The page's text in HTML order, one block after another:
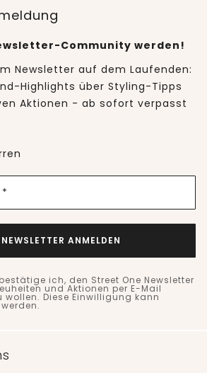
Community werden!
Newsletter auf dem Laufenden:
Highlights über Styling-Tipps
Aktionen - ab sofort verpasst
ANMELDEN
ich, den Street One Newsletter
und Aktionen per E-Mail
wollen. Diese Einwilligung kann